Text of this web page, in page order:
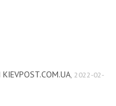
, 2022-02-